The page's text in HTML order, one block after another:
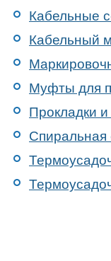
Кабельные
Кабельный
Муфты для
Прокладки и
Спиральная